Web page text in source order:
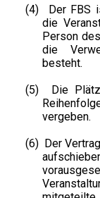
(4)
Der FBS
die
Person
die
besteht.
(5)
Die
vergeben.
(6) Der